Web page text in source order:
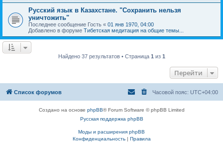
Русский язык в Казахстане. "Сохранить нельзя
уничтожить"
Последнее сообщение Гость « 01 янв 1970, 04:00
Добавлено в форуме Тибетская медитация на общие темы...
Найдено 37 результатов • Страница 1 из 1
Перейти
Список форумов Часовой пояс: UTC+04:00
Создано на основе phpBB® Forum Software © phpBB Limited
Русская поддержка phpBB
Моды и расширения phpBB
Конфиденциальность| Правила